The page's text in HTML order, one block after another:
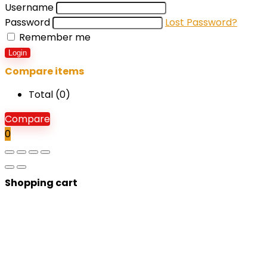
Username
Password
Lost Password?
Remember me
Login
Compare items
Total (0)
Compare
0
Shopping cart